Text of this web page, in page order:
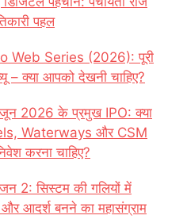
पहल
Web Series (2026): पूरी
– क्या आपको देखनी चाहिए?
2026 के प्रमुख IPO: क्या
Waterways और CSM
करना चाहिए?
2: सिस्टम की गलियों में
और आदर्श बनने का महासंग्राम